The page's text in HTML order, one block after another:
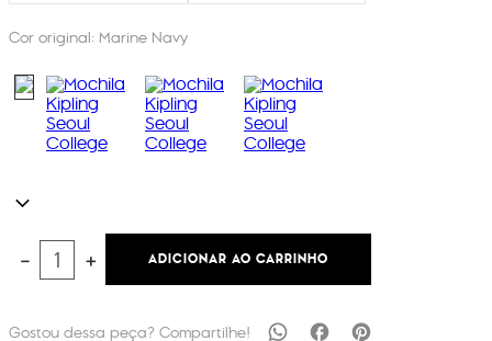
Cor original: Marine Navy
＋
－ ADICIONAR AO CARRINHO